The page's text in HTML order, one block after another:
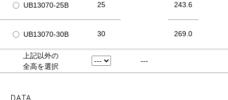
UB13070-25B 25 243.6
UB13070-30B 30 269.0
上記以外の
全高を選択
---